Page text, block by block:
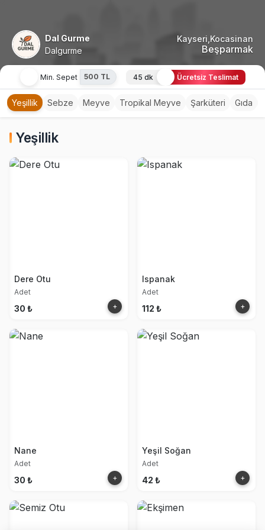
Dal Gurme
Dalgurme
Kayseri,Kocasinan
Beşparmak
Min. Sepet 500 TL 45 dk Ücretsiz Teslimat
Yeşillik Sebze Meyve Tropikal Meyve Şarküteri Gıda
Yeşillik
Dere Otu
Adet
30 ₺ +
Ispanak
Adet
112 ₺ +
Nane
Adet
30 ₺ +
Yeşil Soğan
Adet
42 ₺ +